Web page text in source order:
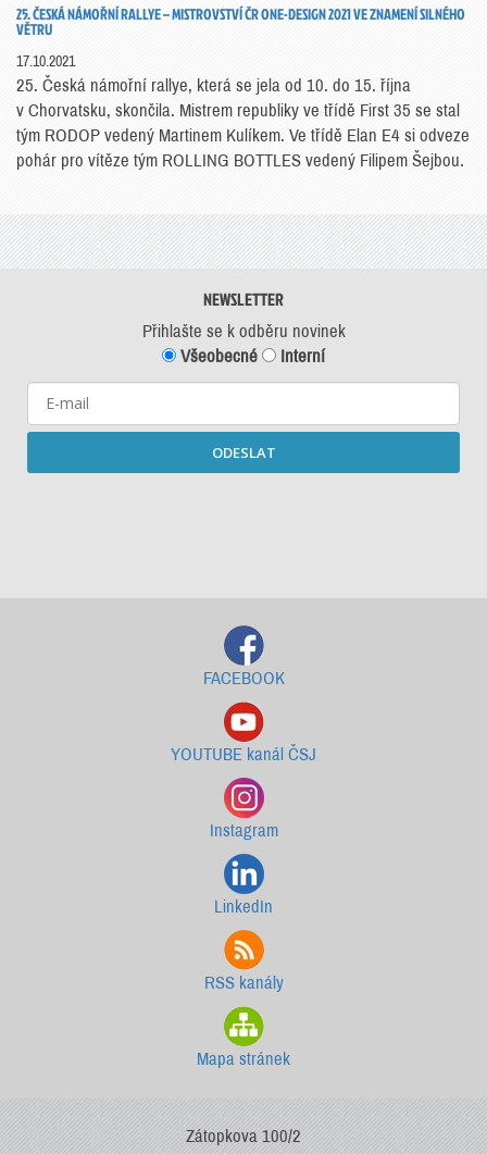
25. ČESKÁ NÁMOŘNÍ RALLYE – MISTROVSTVÍ ČR ONE-DESIGN 2021 VE ZNAMENÍ SILNÉHO
VĚTRU
17.10.2021
25. Česká námořní rallye, která se jela od 10. do 15. října
v Chorvatsku, skončila. Mistrem republiky ve třídě First 35 se stal
tým RODOP vedený Martinem Kulíkem. Ve třídě Elan E4 si odveze
pohár pro vítěze tým ROLLING BOTTLES vedený Filipem Šejbou.
NEWSLETTER
Přihlašte se k odběru novinek
Všeobecné
Interní
ODESLAT
FACEBOOK
YOUTUBE kanál ČSJ
Instagram
LinkedIn
RSS kanály
Mapa stránek
Zátopkova 100/2